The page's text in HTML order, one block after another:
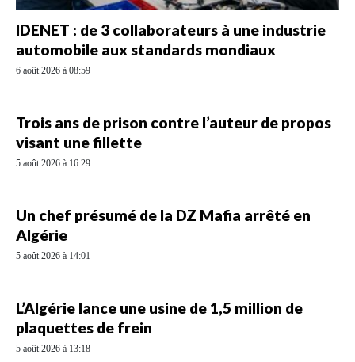
IDENET : de 3 collaborateurs à une industrie
automobile aux standards mondiaux
6 août 2026 à 08:59
Trois ans de prison contre l’auteur de propos
visant une fillette
5 août 2026 à 16:29
Un chef présumé de la DZ Mafia arrêté en
Algérie
5 août 2026 à 14:01
L’Algérie lance une usine de 1,5 million de
plaquettes de frein
5 août 2026 à 13:18